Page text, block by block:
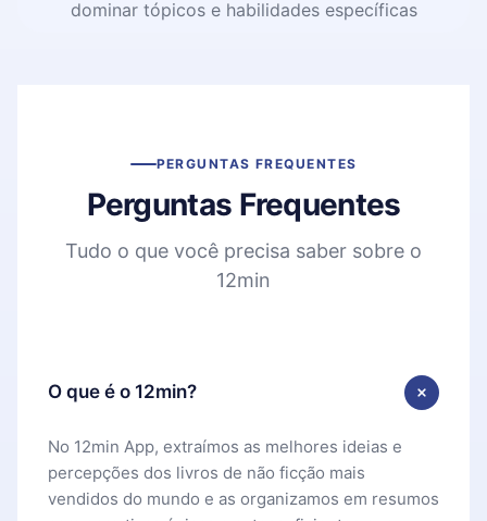
dominar tópicos e habilidades específicas
PERGUNTAS FREQUENTES
Perguntas Frequentes
Tudo o que você precisa saber sobre o
12min
O que é o 12min?
No 12min App, extraímos as melhores ideias e
percepções dos livros de não ficção mais
vendidos do mundo e as organizamos em resumos